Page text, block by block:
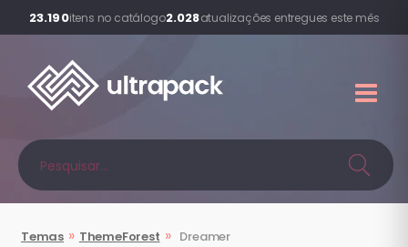
23.190itens no catálogo2.028atualizações entregues este mês
Temas » ThemeForest » Dreamer